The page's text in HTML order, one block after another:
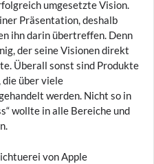
umgesetzte Vision.
Präsentation, deshalb
ihn darin übertreffen. Denn
der seine Visionen direkt
Überall sonst sind Produkte
die über viele
werden. Nicht so in
wollte in alle Bereiche und
von Apple